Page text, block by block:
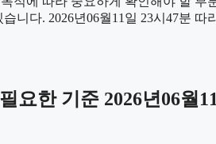
니다. 2026년06월11일 23시47분
요한 기준 2026년06월